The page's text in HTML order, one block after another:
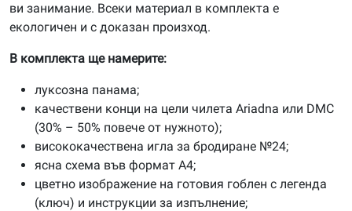
ви занимание. Всеки материал в комплекта е
екологичен и с доказан произход.
В комплекта ще намерите:
луксозна панама;
качествени конци на цели чилета Ariadna или DMC
(30% – 50% повече от нужното);
висококачествена игла за бродиране №24;
ясна схема във формат А4;
цветно изображение на готовия гоблен с легенда
(ключ) и инструкции за изпълнение;